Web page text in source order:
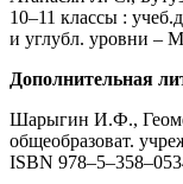
10–11 классы :
и углубл. уровни –
Дополнительная
Шарыгин И.Ф.,
общеобразоват.
ISBN